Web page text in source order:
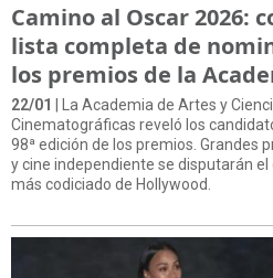
Camino al Oscar 2026:
lista completa de
los premios de la
22/01 | La Academia de Artes y
Cinematográficas reveló los
98ª edición de los premios. Grandes
y cine independiente se disputarán el
más codiciado de Hollywood.